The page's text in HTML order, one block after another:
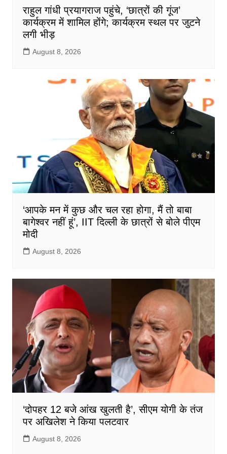
राहुल गांधी प्रयागराज पहुंचे, ‘छात्रों की गूंज’
कार्यक्रम में शामिल होंगे; कार्यक्रम स्थल पर जुटने
लगी भीड़
August 8, 2026
‘आपके मन में कुछ और चल रहा होगा, मैं तो बाबा
बागेश्वर नहीं हूं’, IIT दिल्ली के छात्रों से बोले पीएम
मोदी
August 8, 2026
‘दोपहर 12 बजे आंख खुलती है’, सीएम योगी के तंज
पर अखिलेश ने किया पलटवार
August 8, 2026